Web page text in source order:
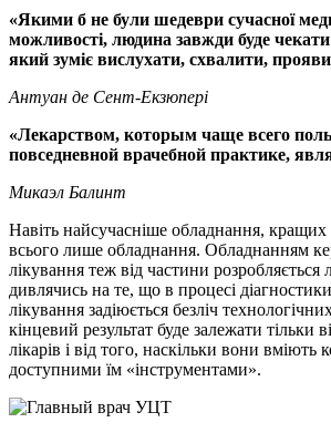
«Якими б не були шедеври сучасної
можливості, людина завжди буде чекати
який зуміє вислухати, схвалити,
Антуан де Сент-Екзюпері
«Лекарством, которым чаще всего
повседневной врачебной практике,
Микаэл Балинт
Навіть найсучасніше обладнання, кращих
всього лише обладнання. Обладнанням
лікування теж від частини
дивлячись на те, що в процесі
лікування задіюється безліч
кінцевий результат буде залежати тільки
лікарів і від того, наскільки вони вміють
доступними їм «інструментами».